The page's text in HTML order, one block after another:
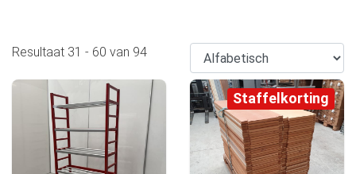
Resultaat 31 - 60 van 94
Staffelkorting